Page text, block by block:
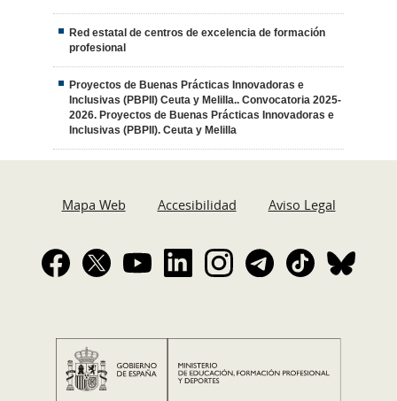
Red estatal de centros de excelencia de formación
profesional
Proyectos de Buenas Prácticas Innovadoras e
Inclusivas (PBPII) Ceuta y Melilla.. Convocatoria 2025-
2026. Proyectos de Buenas Prácticas Innovadoras e
Inclusivas (PBPII). Ceuta y Melilla
Mapa Web Accesibilidad Aviso Legal